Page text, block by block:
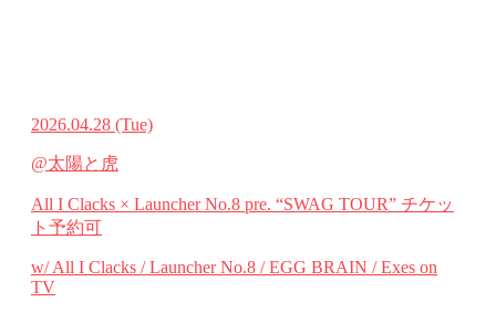
2026.04.28 (Tue)
@太陽と虎
All I Clacks × Launcher No.8 pre. “SWAG TOUR” チケッ
ト予約可
w/ All I Clacks / Launcher No.8 / EGG BRAIN / Exes on
TV